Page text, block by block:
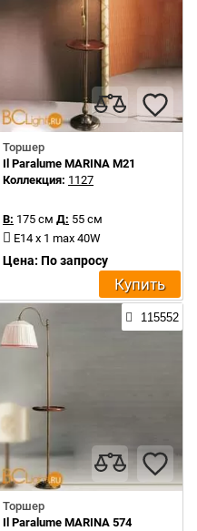
Торшер
Il Paralume MARINA M21
Коллекция: 1127
В: 175 см Д: 55 см
E14 x 1 max 40W
Цена: По запросу
Купить
115552
Торшер
Il Paralume MARINA 574